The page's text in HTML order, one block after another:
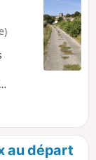
sec
au départ